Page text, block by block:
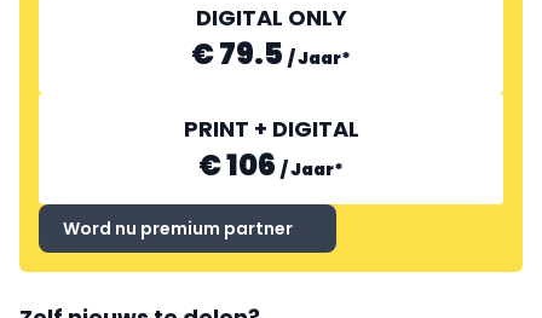
DIGITAL ONLY
€ 79.5 /Jaar*
PRINT + DIGITAL
€ 106 /Jaar*
Word nu premium partner